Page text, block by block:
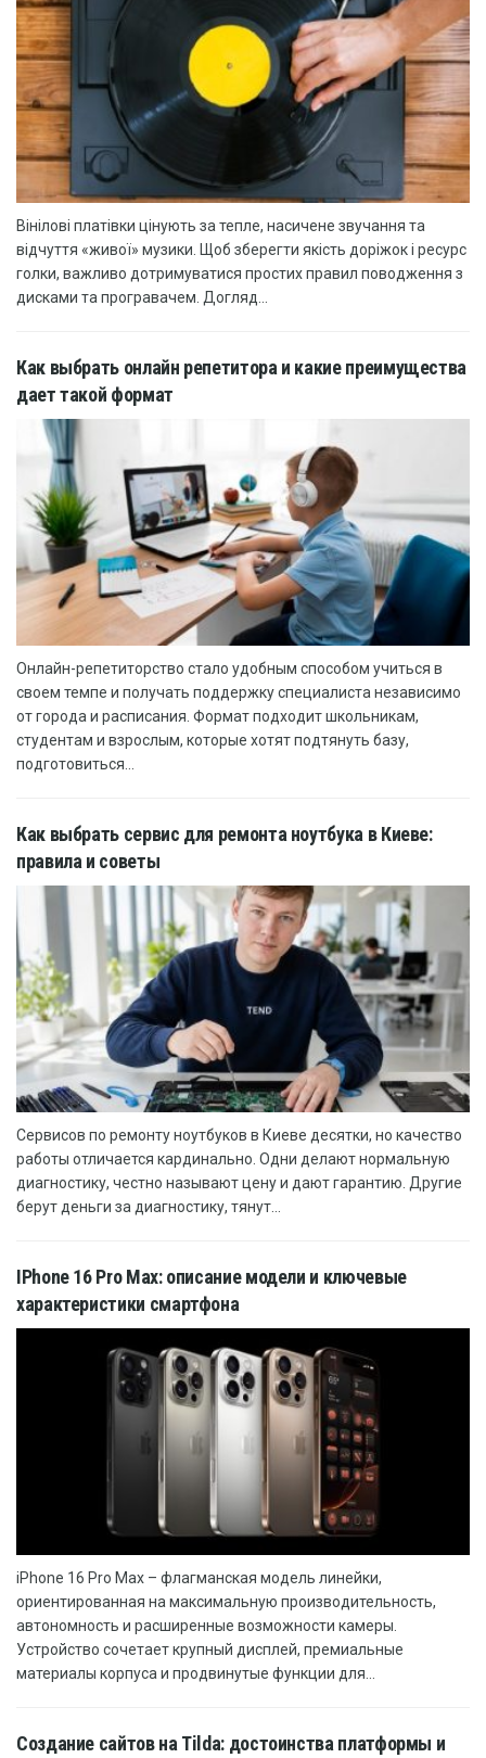
Вінілові платівки цінують за тепле, насичене звучання та
відчуття «живої» музики. Щоб зберегти якість доріжок і ресурс
голки, важливо дотримуватися простих правил поводження з
дисками та програвачем. Догляд...
Как выбрать онлайн репетитора и какие преимущества
дает такой формат
Онлайн-репетиторство стало удобным способом учиться в
своем темпе и получать поддержку специалиста независимо
от города и расписания. Формат подходит школьникам,
студентам и взрослым, которые хотят подтянуть базу,
подготовиться...
Как выбрать сервис для ремонта ноутбука в Киеве:
правила и советы
Сервисов по ремонту ноутбуков в Киеве десятки, но качество
работы отличается кардинально. Одни делают нормальную
диагностику, честно называют цену и дают гарантию. Другие
берут деньги за диагностику, тянут...
IPhone 16 Pro Max: описание модели и ключевые
характеристики смартфона
iPhone 16 Pro Max – флагманская модель линейки,
ориентированная на максимальную производительность,
автономность и расширенные возможности камеры.
Устройство сочетает крупный дисплей, премиальные
материалы корпуса и продвинутые функции для...
Создание сайтов на Tilda: достоинства платформы и